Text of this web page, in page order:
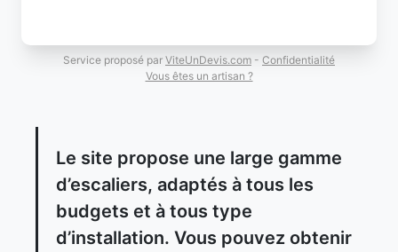
Service proposé par ViteUnDevis.com - Confidentialité
Vous êtes un artisan ?
Le site propose une large gamme
d’escaliers, adaptés à tous les
budgets et à tous type
d’installation. Vous pouvez obtenir